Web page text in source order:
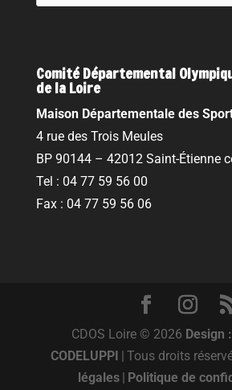
Comité Départemental
de la Loire
Maison Départementale des
4 rue des Trois Meules
BP 90144 – 42012 Saint-Étienne
Tel : 04 77 59 56 00
Fax : 04 77 59 56 06
CDOS Loire © 2026 Design
CODELUPPI | Tous droits
légales | Politique de